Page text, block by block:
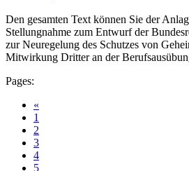
Den gesamten Text können Sie der
Stellungnahme zum Entwurf der
zur Neuregelung des Schutzes von
Mitwirkung Dritter an der
Pages:
«
1
2
3
4
5